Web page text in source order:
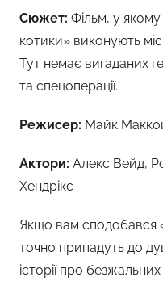
Сюжет: Фільм, у якому
котики» виконують
Тут немає вигаданих
та спецоперації.
Режисер: Майк
Актори: Алекс Вейд,
Хендрікс
Якщо вам сподобався
точно припадуть до
історії про